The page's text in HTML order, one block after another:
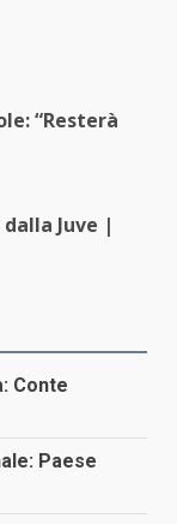
“Resterà
Juve |
Conte
Paese